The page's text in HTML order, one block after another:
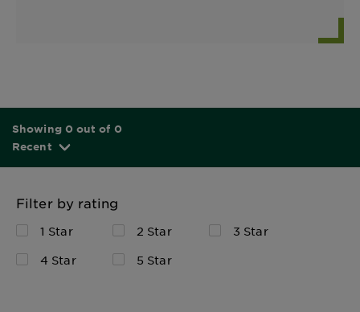
Showing 0 out of 0
Recent
Filter by rating
1 Star 2 Star
3 Star
4 Star
5 Star